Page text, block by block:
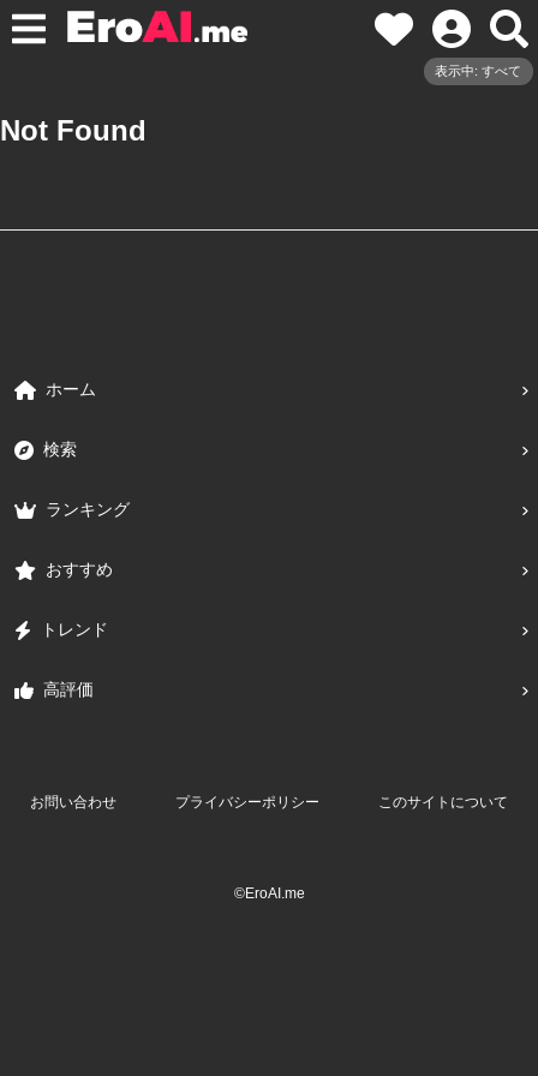
表示中: すべて
Not Found
ホーム
検索
ランキング
おすすめ
トレンド
高評価
お問い合わせ プライバシーポリシー このサイトについて
©EroAI.me